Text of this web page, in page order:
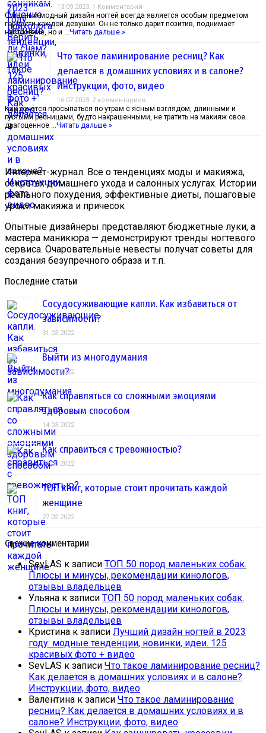
13.09.2023 1 Комментарий
Стильный модный дизайн ногтей всегда является особым предметом
гордости каждой девушки. Он не только дарит позитив, поднимает
настроение, но и …Читать дальше »
Что такое ламинирование ресниц? Как
делается в домашних условиях и в салоне?
Инструкции, фото, видео
16.07.2023 2 комментариев
Как хочется просыпаться по утрам с ясным взглядом, длинными и
густыми ресницами, будто накрашенными, не тратить на макияж свое
драгоценное …Читать дальше »
Интернет-журнал. Все о тенденциях моды и макияжа,
секретах домашнего ухода и салонных услугах. Истории
реального похудения, эффективные диеты, пошаговые
уроки макияжа и причесок
Опытные дизайнеры представляют бюджетные луки, а
мастера маникюра — демонстрируют тренды ногтевого
сервиса. Очаровательные невесты получат советы для
создания безупречного образа и т.п.
Последние статьи
Сосудосуживающие капли. Как избавиться от
зависимости?
31.03.2022
Выйти из многодумания
28.03.2022
Как справляться со сложными эмоциями
здоровым способом
14.03.2022
Как справиться с тревожностью?
01.03.2022
ТОП книг, которые стоит прочитать каждой
женщине
27.02.2022
Свежие комментарии
SevLAS к записи ТОП 50 пород маленьких собак.
Плюсы и минусы, рекомендации кинологов,
отзывы владельцев
Ульяна к записи ТОП 50 пород маленьких собак.
Плюсы и минусы, рекомендации кинологов,
отзывы владельцев
Кристина к записи Лучший дизайн ногтей в 2023
году: модные тенденции, новинки, идеи. 125
красивых фото + видео
SevLAS к записи Что такое ламинирование ресниц?
Как делается в домашних условиях и в салоне?
Инструкции, фото, видео
Валентина к записи Что такое ламинирование
ресниц? Как делается в домашних условиях и в
салоне? Инструкции, фото, видео